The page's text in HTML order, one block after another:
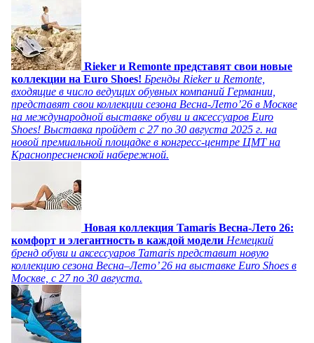
Rieker и Remonte представят свои новые
коллекции на Euro Shoes! Бренды Rieker и Remonte,
входящие в число ведущих обувных компаний Германии,
представят свои коллекции сезона Весна-Лето’26 в Москве
на международной выставке обуви и аксессуаров Euro
Shoes! Выставка пройдет c 27 по 30 августа 2025 г. на
новой премиальной площадке в конгресс-центре ЦМТ на
Краснопресненской набережной.
Новая коллекция Tamaris Весна-Лето 26:
комфорт и элегантность в каждой модели Немецкий
бренд обуви и аксессуаров Tamaris представит новую
коллекцию сезона Весна–Лето’ 26 на выставке Euro Shoes в
Москве, с 27 по 30 августа.